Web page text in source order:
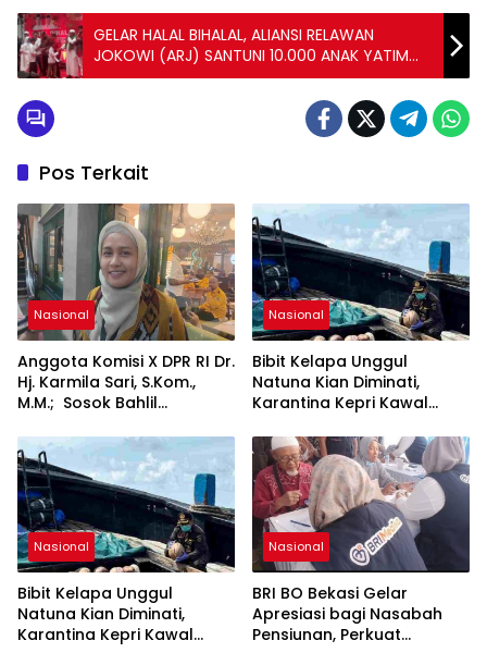
GELAR HALAL BIHALAL, ALIANSI RELAWAN
JOKOWI (ARJ) SANTUNI 10.000 ANAK YATIM
DAN DUAFA
Pos Terkait
Nasional
Anggota Komisi X DPR RI Dr.
Hj. Karmila Sari, S.Kom.,
M.M.; Sosok Bahlil
Sumber Inspirasi bagi
Generasi Muda, Pelaku
Usaha, Pemerintah,
maupun Pemangku
Kepentingan lainnya untuk
bersama-sama
Memberikan Kontribusi
bagi Pembangunan
Nasional.
Nasional
Bibit Kelapa Unggul
Natuna Kian Diminati,
Karantina Kepri Kawal
Bintan
Nasional
Bibit Kelapa Unggul
Natuna Kian Diminati,
Karantina Kepri Kawal
Nasional
BRI BO Bekasi Gelar
Apresiasi bagi Nasabah
Pensiunan, Perkuat